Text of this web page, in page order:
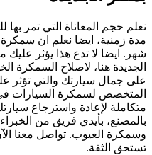
نعلم حجم المعاناة التي تمر بها
مدة زمنية، ايضا نعلم ان
شهر. ايضا لا تدع هذا يؤثر
الجديدة هنا، لاصلاح السمكرة
على جمال سيارتك والتي تؤثر
المتخصص لسمكرة السيارات
متكاملة لإعادة واسترجاع
بالمصنع، بأيدي فريق من
وسمكرة العيوب. تواصل معنا
تستحق الثقة.